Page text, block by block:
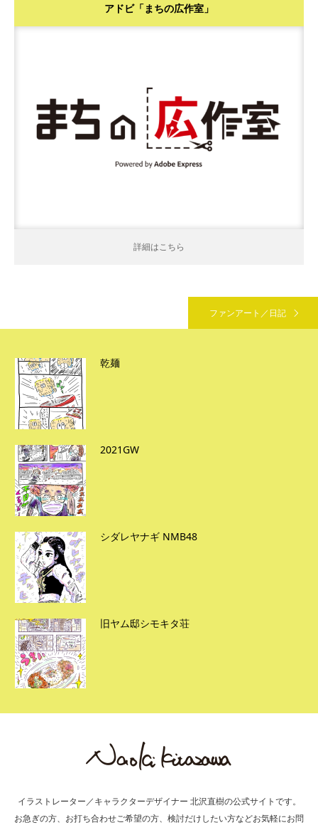
アドビ「まちの広作室」
詳細はこちら
詳細はこちら
ファンアート／日記
乾麺
2021GW
シダレヤナギ NMB48
旧ヤム邸シモキタ荘
イラストレーター／キャラクターデザイナー 北沢直樹の公式サイトです。
お急ぎの方、お打ち合わせご希望の方、検討だけしたい方などお気軽にお問